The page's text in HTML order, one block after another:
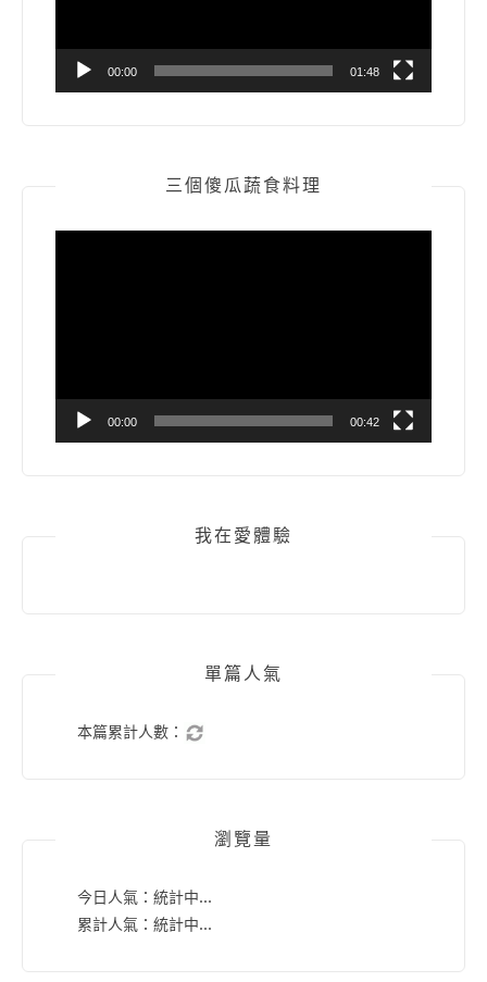
00:00 01:48
三個傻瓜蔬食料理
00:00 00:42
我在愛體驗
單篇人氣
本篇累計人數：
瀏覽量
今日人氣： 統計中...
累計人氣： 統計中...